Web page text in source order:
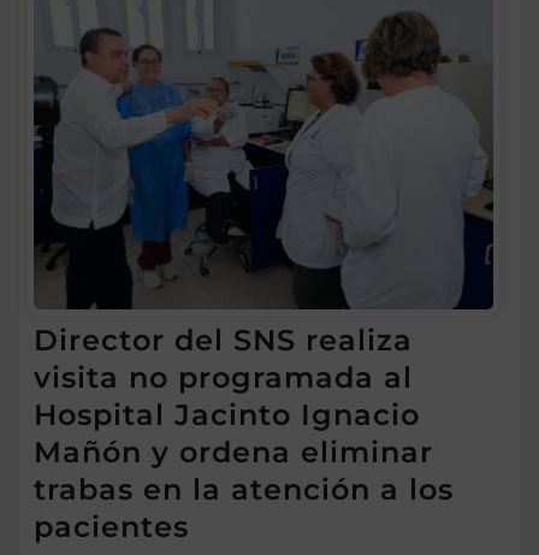
Director del SNS realiza
visita no programada al
Hospital Jacinto Ignacio
Mañón y ordena eliminar
trabas en la atención a los
pacientes